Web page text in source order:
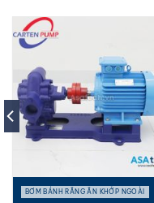
BƠM BÁNH RĂNG ĂN KHỚP NGOÀI